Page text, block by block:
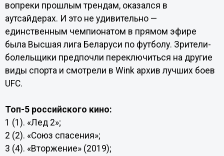
вопреки прошлым трендам, оказался в
аутсайдерах. И это не удивительно —
единственным чемпионатом в прямом эфире
была Высшая лига Беларуси по футболу. Зрители-
болельщики предпочли переключиться на другие
виды спорта и смотрели в Wink архив лучших боев
UFC.
Топ-5 российского кино:
1 (1). «Лед 2»;
2 (2). «Союз спасения»;
3 (4). «Вторжение» (2019);